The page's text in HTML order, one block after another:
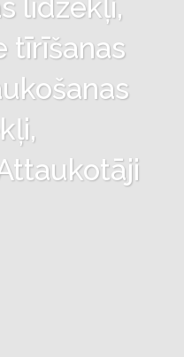
līdzekļi,
tīrīšanas